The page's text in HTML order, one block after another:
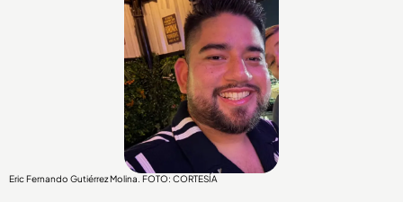
Eric Fernando Gutiérrez Molina. FOTO: CORTESÍA